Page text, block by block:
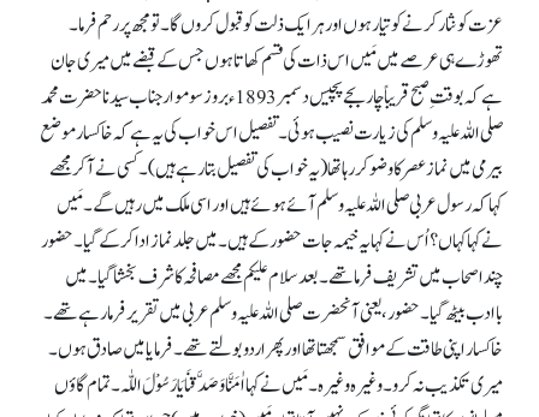
عزت کو نثار کرنے کو تیار ہوں اور ہر ایک ذلت کو قبول کروں گا۔ تو مجھ پر رحم فرما۔
تھوڑے ہی عرصے میں مَیں اس ذات کی قسم کھاتا ہوں جس کے قبضے میں میری جان
ہے کہ بوقتِ صبح قریباً چار بجے پچیس دسمبر 1893ء بروز سوموار جناب سیدنا حضرت محمد
صلی اللہ علیہ وسلم کی زیارت نصیب ہوئی۔ تفصیل اس خواب کی یہ ہے کہ خاکسار موضع
بیرمی میں نماز عصر کا وضو کر رہا تھا (یہ خواب کی تفصیل بتا رہے ہیں)۔ کسی نے آکر مجھے
کہا کہ رسول عربی صلی اللہ علیہ وسلم آئے ہوئے ہیں اور اسی ملک میں رہیں گے۔ مَیں
نے کہا کہاں؟ اُس نے کہا یہ خیمہ جات حضور کے ہیں۔ میں جلدنماز ادا کر کے گیا۔ حضور
چند اصحاب میں تشریف فرما تھے۔ بعد سلام علیکم مجھے مصافحہ کا شرف بخشا گیا۔ میں
باادب بیٹھ گیا۔ حضور، یعنی آنحضرت صلی اللہ علیہ وسلم عربی میں تقریر فرما رہے تھے۔
خاکسار اپنی طاقت کے موافق سمجھتا تھا اور پھر اردو بولتے تھے۔ فرمایا میں صادق ہوں۔
میری تکذیب نہ کرو۔ وغیرہ وغیرہ۔ مَیں نے کہا اٰمَنَّا وَ صَدَّقنَا یَا رَسُوْلَ اللّٰہ۔ تمام گاؤں